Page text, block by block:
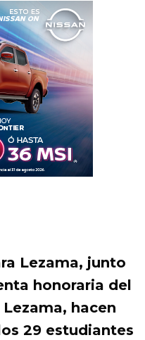
Lezama, junto
honoraria del
hacen
29 estudiantes